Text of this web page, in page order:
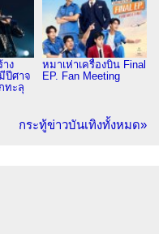
ง
ปีศาจ
ทะลุ
หมาเห่าเครื่องบิน Final
EP. Fan Meeting
กระทู้ข่าวบันเทิงทั้งหมด»